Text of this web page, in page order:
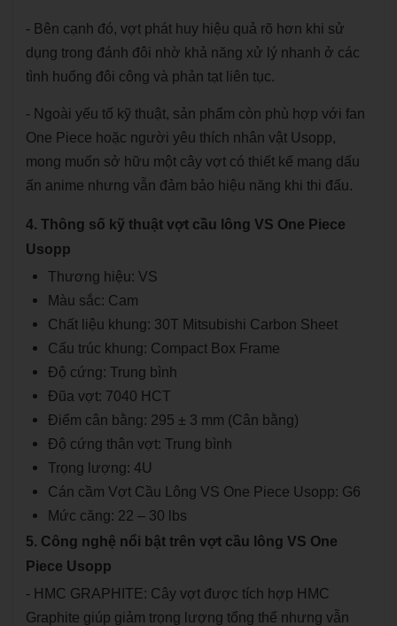
- Bên cạnh đó, vợt phát huy hiệu quả rõ hơn khi sử
dụng trong đánh đôi nhờ khả năng xử lý nhanh ở các
tình huống đôi công và phản tạt liên tục.
- Ngoài yếu tố kỹ thuật, sản phẩm còn phù hợp với fan
One Piece hoặc người yêu thích nhân vật Usopp,
mong muốn sở hữu một cây vợt có thiết kế mang dấu
ấn anime nhưng vẫn đảm bảo hiệu năng khi thi đấu.
4. Thông số kỹ thuật vợt cầu lông VS One Piece
Usopp
Thương hiệu: VS
Màu sắc: Cam
Chất liệu khung: 30T Mitsubishi Carbon Sheet
Cấu trúc khung: Compact Box Frame
Độ cứng: Trung bình
Đũa vợt: 7040 HCT
Điểm cân bằng: 295 ± 3 mm (Cân bằng)
Độ cứng thân vợt: Trung bình
Trọng lượng: 4U
Cán cầm Vợt Cầu Lông VS One Piece Usopp: G6
Mức căng: 22 – 30 lbs
5. Công nghệ nổi bật trên vợt cầu lông VS One
Piece Usopp
- HMC GRAPHITE: Cây vợt được tích hợp HMC
Graphite giúp giảm trọng lượng tổng thể nhưng vẫn